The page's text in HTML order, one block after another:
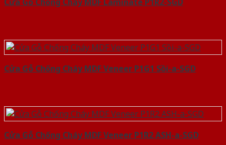
Cửa Gỗ Chống Cháy MDF Veneer P1G1 Sồi-a-SGD
Cửa Gỗ Chống Cháy MDF Veneer P1R2 ASH-a-SGD